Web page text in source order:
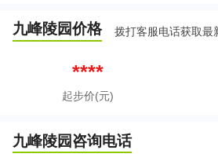
九峰陵园价格 拨打客服电话获取最
****
起步价(元)
九峰陵园咨询电话